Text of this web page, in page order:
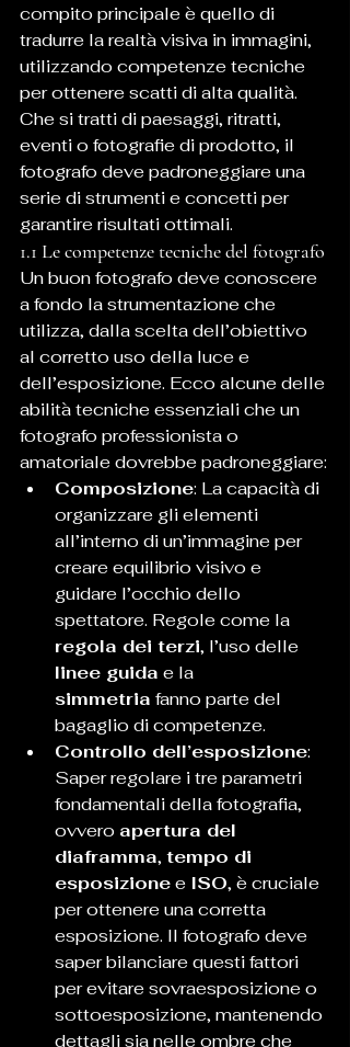
compito principale è quello di
tradurre la realtà visiva in immagini,
utilizzando competenze tecniche
per ottenere scatti di alta qualità.
Che si tratti di paesaggi, ritratti,
eventi o fotografie di prodotto, il
fotografo deve padroneggiare una
serie di strumenti e concetti per
garantire risultati ottimali.
1.1 Le competenze tecniche del fotografo
Un buon fotografo deve conoscere
a fondo la strumentazione che
utilizza, dalla scelta dell’obiettivo
al corretto uso della luce e
dell’esposizione. Ecco alcune delle
abilità tecniche essenziali che un
fotografo professionista o
amatoriale dovrebbe padroneggiare:
Composizione: La capacità di
organizzare gli elementi
all’interno di un’immagine per
creare equilibrio visivo e
guidare l’occhio dello
spettatore. Regole come la
regola dei terzi, l’uso delle
linee guida e la
simmetria fanno parte del
bagaglio di competenze.
Controllo dell’esposizione:
Saper regolare i tre parametri
fondamentali della fotografia,
ovvero apertura del
diaframma, tempo di
esposizione e ISO, è cruciale
per ottenere una corretta
esposizione. Il fotografo deve
saper bilanciare questi fattori
per evitare sovraesposizione o
sottoesposizione, mantenendo
dettagli sia nelle ombre che